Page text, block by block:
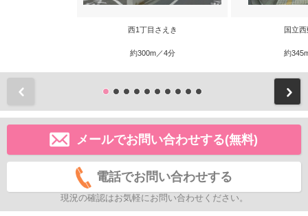
西1丁目さえき
約300m／4分
国立
約
メールでお問い合わせする(無料)
電話でお問い合わせする
現況の確認はお気軽にお問い合わせください。